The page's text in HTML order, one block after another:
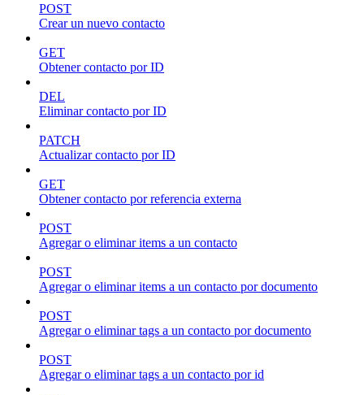
POST
Crear un nuevo contacto
GET
Obtener contacto por ID
DEL
Eliminar contacto por ID
PATCH
Actualizar contacto por ID
GET
Obtener contacto por referencia externa
POST
Agregar o eliminar items a un contacto
POST
Agregar o eliminar items a un contacto por documento
POST
Agregar o eliminar tags a un contacto por documento
POST
Agregar o eliminar tags a un contacto por id